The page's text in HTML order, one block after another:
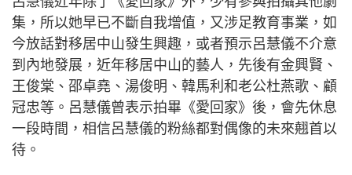
集，所以她早已不斷自我增值，又涉足教育事業，如
今放話對移居中山發生興趣，或者預示呂慧儀不介意
到內地發展，近年移居中山的藝人，先後有金興賢、
王俊棠、邵卓堯、湯俊明、韓馬利和老公杜燕歌、顧
冠忠等。呂慧儀曾表示拍畢《愛回家》後，會先休息
一段時間，相信呂慧儀的粉絲都對偶像的未來翹首以
待。